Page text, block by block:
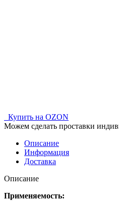
Купить на OZON
Можем сделать проставки
Описание
Информация
Доставка
Описание
Применяемость: